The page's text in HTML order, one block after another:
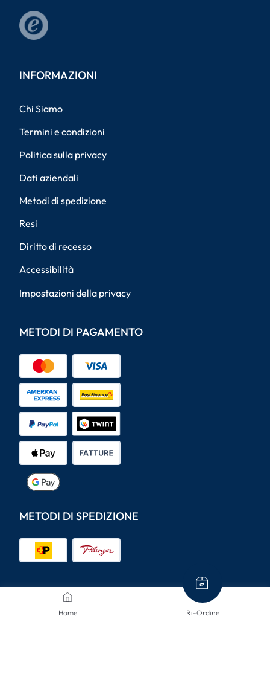
Home Ri-Ordine
INFORMAZIONI
Chi Siamo
Termini e condizioni
Politica sulla privacy
Dati aziendali
Metodi di spedizione
Resi
Diritto di recesso
Accessibilità
Impostazioni della privacy
METODI DI PAGAMENTO
METODI DI SPEDIZIONE
CONTATTACI